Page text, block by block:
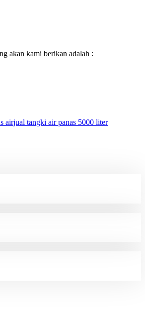
akan kami berikan adalah :
airjual tangki air panas 5000 liter